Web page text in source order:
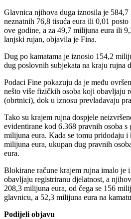
Glavnica njihova duga iznosila je 584,7
neznatnih 76,8 tisuća eura ili 0,01
ove godine, a za 49,7 milijuna eura ili
lanjski rujan, objavila je Fina.
Dug po kamatama je iznosio 154,2
dug poslovnih subjekata na kraju rujna
Podaci Fine pokazuju da je među
nešto više fizičkih osoba koji obavljaju
(obrtnici), dok u iznosu prevladavaju
Tako su krajem rujna dospjele
evidentirane kod 6.368 pravnih osoba
milijuna eura. Kada se tomu pridodaju i
milijuna eura, ukupan dug pravnih
eura.
Blokirane račune krajem rujna imalo je
obavljaju registriranu djelatnost, a
208,3 milijuna eura, od čega se 156
glavnicu, a 52,3 milijuna eura na
Podijeli objavu